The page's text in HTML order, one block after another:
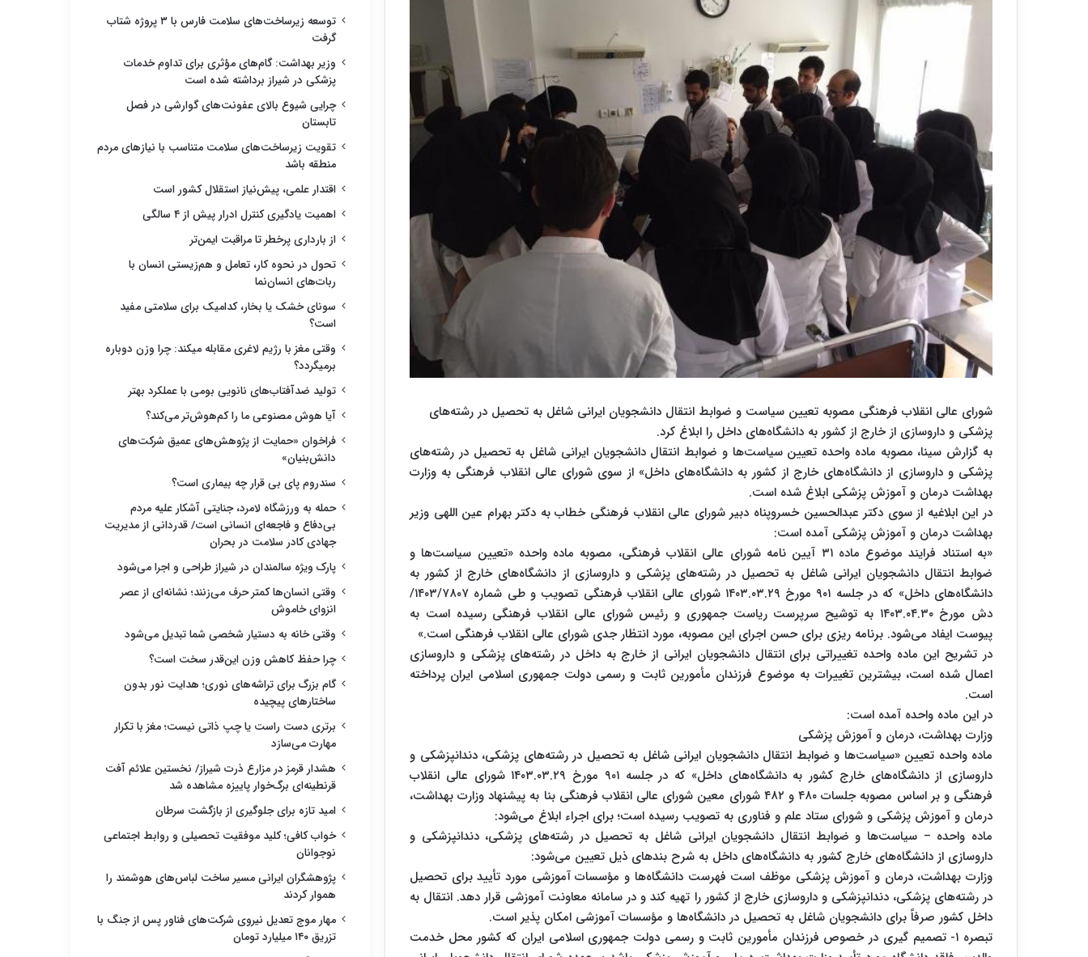
شورای عالی انقلاب فرهنگی مصوبه تعیین سیاست و ضوابط انتقال دانشجویان ایرانی شاغل به تحصیل در رشته‌های
پزشکی و داروسازی از خارج از کشور به دانشگاه‌های داخل را ابلاغ کرد.
به گزارش سینا، مصوبه ماده واحده تعیین سیاست‌ها و ضوابط انتقال دانشجویان ایرانی شاغل به تحصیل در رشته‌های
پزشکی و داروسازی از دانشگاه‌های خارج از کشور به دانشگاه‌های داخل» از سوی شورای عالی انقلاب فرهنگی به وزارت
بهداشت درمان و آموزش پزشکی ابلاغ شده است.
در این ابلاغیه از سوی دکتر عبدالحسین خسروپناه دبیر شورای عالی انقلاب فرهنگی خطاب به دکتر بهرام عین اللهی وزیر
بهداشت درمان و آموزش پزشکی آمده است:
«به استناد فرایند موضوع ماده ۳۱ آیین نامه شورای عالی انقلاب فرهنگی، مصوبه ماده واحده «تعیین سیاست‌ها و
ضوابط انتقال دانشجویان ایرانی شاغل به تحصیل در رشته‌های پزشکی و داروسازی از دانشگاه‌های خارج از کشور به
دانشگاه‌های داخل» که در جلسه ۹۰۱ مورخ ۱۴۰۳.۰۳.۲۹ شورای عالی انقلاب فرهنگی تصویب و طی شماره ۱۴۰۳/۷۸۰۷/
دش مورخ ۱۴۰۳.۰۴.۳۰ به توشیح سرپرست ریاست جمهوری و رئیس شورای عالی انقلاب فرهنگی رسیده است به
پیوست ایفاد می‌شود. برنامه ریزی برای حسن اجرای این مصوبه، مورد انتظار جدی شورای عالی انقلاب فرهنگی است.»
در تشریح این ماده واحده تغییراتی برای انتقال دانشجویان ایرانی از خارج به داخل در رشته‌های پزشکی و داروسازی
اعمال شده است، بیشترین تغییرات به موضوع فرزندان مأمورین ثابت و رسمی دولت جمهوری اسلامی ایران پرداخته
است.
در این ماده واحده آمده است:
وزارت بهداشت، درمان و آموزش پزشکی
ماده واحده تعیین «سیاست‌ها و ضوابط انتقال دانشجویان ایرانی شاغل به تحصیل در رشته‌های پزشکی، دندانپزشکی و
داروسازی از دانشگاه‌های خارج کشور به دانشگاه‌های داخل» که در جلسه ۹۰۱ مورخ ۱۴۰۳.۰۳.۲۹ شورای عالی انقلاب
فرهنگی و بر اساس مصوبه جلسات ۴۸۰ و ۴۸۲ شورای معین شورای عالی انقلاب فرهنگی بنا به پیشنهاد وزارت بهداشت،
درمان و آموزش پزشکی و شورای ستاد علم و فناوری به تصویب رسیده است؛ برای اجراء ابلاغ می‌شود:
ماده واحده – سیاست‌ها و ضوابط انتقال دانشجویان ایرانی شاغل به تحصیل در رشته‌های پزشکی، دندانپزشکی و
داروسازی از دانشگاه‌های خارج کشور به دانشگاه‌های داخل به شرح بند‌های ذیل تعیین می‌شود:
وزارت بهداشت، درمان و آموزش پزشکی موظف است فهرست دانشگاه‌ها و مؤسسات آموزشی مورد تأیید برای تحصیل
در رشته‌های پزشکی، دندانپزشکی و داروسازی خارج از کشور را تهیه کند و در سامانه معاونت آموزشی قرار دهد. انتقال به
داخل کشور صرفاً برای دانشجویان شاغل به تحصیل در دانشگاه‌ها و مؤسسات آموزشی امکان پذیر است.
تبصره ۱- تصمیم گیری در خصوص فرزندان مأمورین ثابت و رسمی دولت جمهوری اسلامی ایران که کشور محل خدمت
توسعه زیرساخت‌های سلامت فارس با ۳ پروژه شتاب
گرفت
وزیر بهداشت: گام‌های مؤثری برای تداوم خدمات
پزشکی در شیراز برداشته شده است
چرایی شیوع بالای عفونت‌های گوارشی در فصل
تابستان
تقویت زیرساخت‌های سلامت متناسب با نیازهای مردم
منطقه باشد
اقتدار علمی، پیش‌نیاز استقلال کشور است
اهمیت یادگیری کنترل ادرار پیش از ۴ سالگی
از بارداری پرخطر تا مراقبت ایمن‌تر
تحول در نحوه کار، تعامل و هم‌زیستی انسان با
ربات‌های انسان‌نما
سونای خشک یا بخار، کدامیک برای سلامتی مفید
است؟
وقتی مغز با رژیم لاغری مقابله میکند: چرا وزن دوباره
برمیگردد؟
تولید ضدآفتاب‌های نانویی بومی با عملکرد بهتر
آیا هوش مصنوعی ما را کم‌هوش‌تر می‌کند؟
فراخوان «حمایت از پژوهش‌های عمیق شرکت‌های
دانش‌بنیان»
سندروم پای بی قرار چه بیماری است؟
حمله به ورزشگاه لامرد، جنایتی آشکار علیه مردم
بی‌دفاع و فاجعه‌ای انسانی است/ قدردانی از مدیریت
جهادی کادر سلامت در بحران
پارک ویژه سالمندان در شیراز طراحی و اجرا می‌شود
وقتی انسان‌ها کمتر حرف می‌زنند؛ نشانه‌ای از عصر
انزوای خاموش
وقتی خانه به دستیار شخصی شما تبدیل می‌شود
چرا حفظ کاهش وزن این‌قدر سخت است؟
گام بزرگ برای تراشه‌های نوری؛ هدایت نور بدون
ساختارهای پیچیده
برتری دست راست یا چپ ذاتی نیست؛ مغز با تکرار
مهارت می‌سازد
هشدار قرمز در مزارع ذرت شیراز/ نخستین علائم آفت
قرنطینه‌ای برگ‌خوار پاییزه مشاهده شد
امید تازه برای جلوگیری از بازگشت سرطان
خواب کافی؛ کلید موفقیت تحصیلی و روابط اجتماعی
نوجوانان
پژوهشگران ایرانی مسیر ساخت لباس‌های هوشمند را
هموار کردند
مهار موج تعدیل نیروی شرکت‌های فناور پس از جنگ با
تزریق ۱۴۰ میلیارد تومان